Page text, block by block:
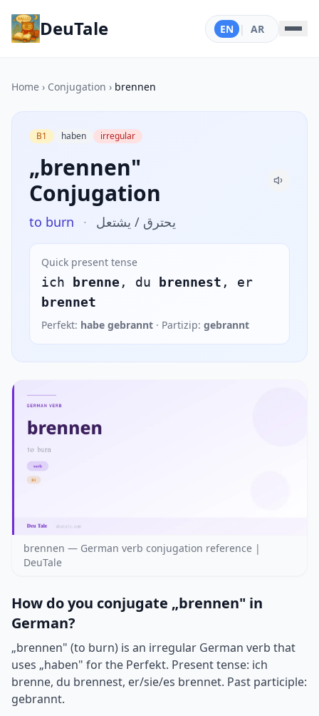
DeuTale EN | AR
Home › Conjugation › brennen
B1 haben irregular
„brennen"
Conjugation
to burn · يحترق / يشتعل
Quick present tense
ich brenne , du brennest , er
brennet
Perfekt: habe gebrannt · Partizip: gebrannt
brennen — German verb conjugation reference |
DeuTale
How do you conjugate „brennen" in
German?
„brennen" (to burn) is an irregular German verb that
uses „haben" for the Perfekt. Present tense: ich
brenne, du brennest, er/sie/es brennet. Past participle:
gebrannt.